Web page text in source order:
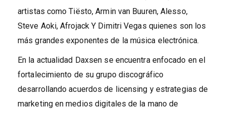
artistas como Tiësto, Armin van Buuren, Alesso,
Steve Aoki, Afrojack Y Dimitri Vegas quienes son los
más grandes exponentes de la música electrónica.
En la actualidad Daxsen se encuentra enfocado en el
fortalecimiento de su grupo discográfico
desarrollando acuerdos de licensing y estrategias de
marketing en medios digitales de la mano de